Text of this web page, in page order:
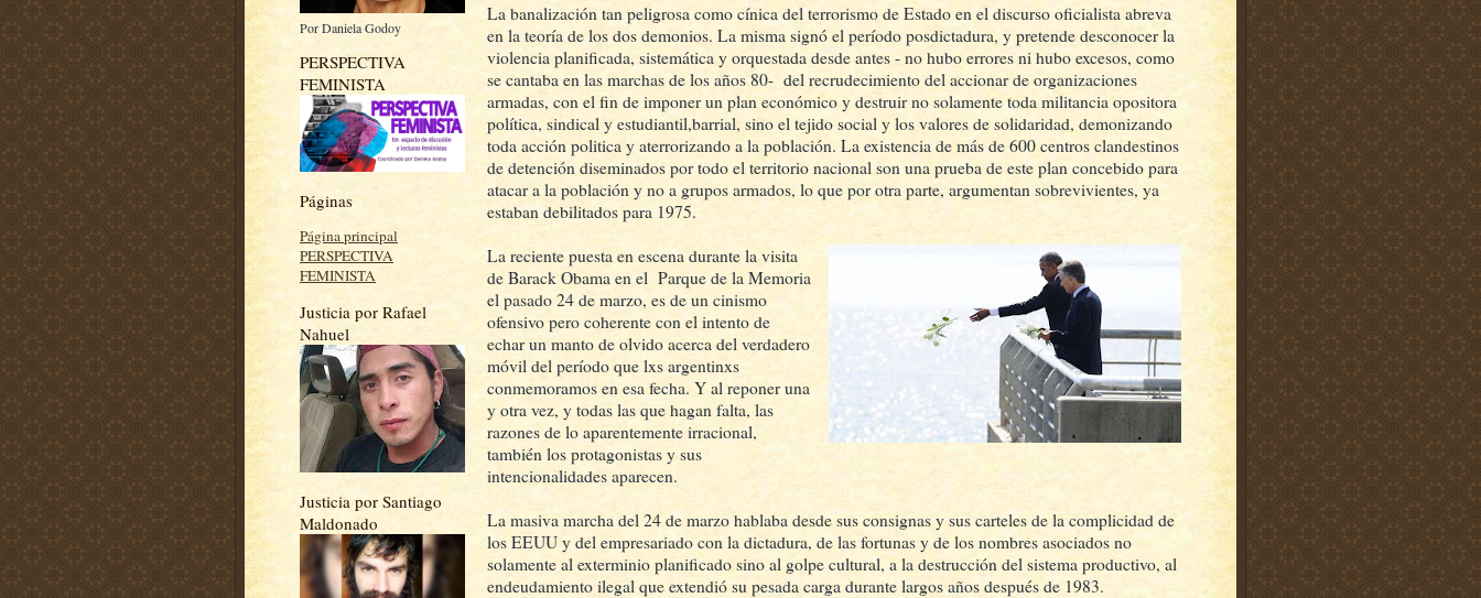
Por Daniela Godoy
PERSPECTIVA
FEMINISTA
Páginas
Página principal
PERSPECTIVA
FEMINISTA
Justicia por Rafael
Nahuel
Justicia por Santiago
Maldonado
La banalización tan peligrosa como cínica del terrorismo de Estado en el discurso oficialista abreva
en la teoría de los dos demonios. La misma signó el período posdictadura, y pretende desconocer la
violencia planificada, sistemática y orquestada desde antes - no hubo errores ni hubo excesos, como
se cantaba en las marchas de los años 80- del recrudecimiento del accionar de organizaciones
armadas, con el fin de imponer un plan económico y destruir no solamente toda militancia opositora
política, sindical y estudiantil,barrial, sino el tejido social y los valores de solidaridad, demonizando
toda acción politica y aterrorizando a la población. La existencia de más de 600 centros clandestinos
de detención diseminados por todo el territorio nacional son una prueba de este plan concebido para
atacar a la población y no a grupos armados, lo que por otra parte, argumentan sobrevivientes, ya
estaban debilitados para 1975.
La reciente puesta en escena durante la visita
de Barack Obama en el Parque de la Memoria
el pasado 24 de marzo, es de un cinismo
ofensivo pero coherente con el intento de
echar un manto de olvido acerca del verdadero
móvil del período que lxs argentinxs
conmemoramos en esa fecha. Y al reponer una
y otra vez, y todas las que hagan falta, las
razones de lo aparentemente irracional,
también los protagonistas y sus
intencionalidades aparecen.
La masiva marcha del 24 de marzo hablaba desde sus consignas y sus carteles de la complicidad de
los EEUU y del empresariado con la dictadura, de las fortunas y de los nombres asociados no
solamente al exterminio planificado sino al golpe cultural, a la destrucción del sistema productivo, al
endeudamiento ilegal que extendió su pesada carga durante largos años después de 1983.